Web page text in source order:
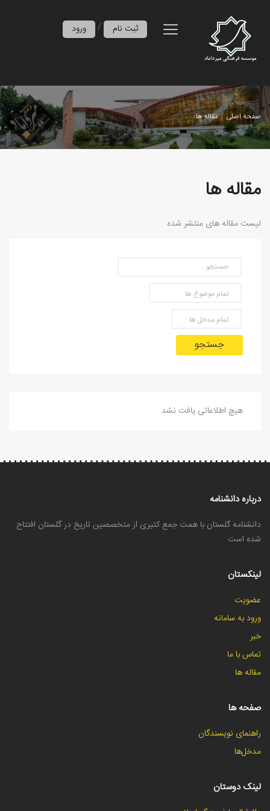
ورود / ثبت نام
صفحه اصلی مقاله ها
مقاله ها
لیست مقاله های منتشر شده
جستجو
هیچ اطلاعاتی یافت نشد
درباره دانشنامه
دانشنامه گلستان با همت جمع کثیری از متخصصین تاریخ در گلستان افتتاح
شده است
لینکستان
عضویت
ورود به سامانه
خبر
تماس با ما
مقاله ها
صفحه ها
راهنمای نویسندگان
مدخل‌ها
لینک دوستان